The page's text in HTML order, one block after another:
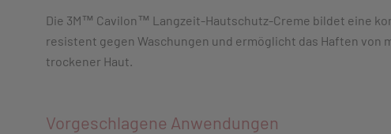
Die 3M™ Cavilon™ Langzeit-Hautschutz-Creme bildet eine
resistent gegen Waschungen und ermöglicht das Haften
trockener Haut.
Vorgeschlagene Anwendungen